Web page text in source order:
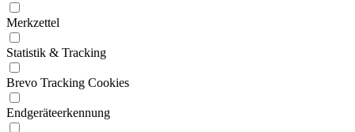
Merkzettel
Statistik & Tracking
Brevo Tracking Cookies
Endgeräteerkennung